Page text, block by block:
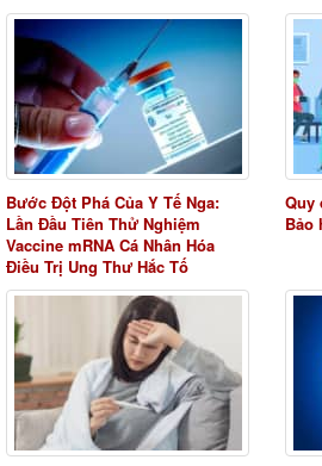
Bước Đột Phá Của Y Tế Nga:
Lần Đầu Tiên Thử Nghiệm
Vaccine mRNA Cá Nhân Hóa
Điều Trị Ung Thư Hắc Tố
Quy
Bảo